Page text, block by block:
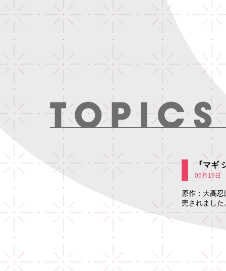
『マギ
05月19日
原作：大高
売されまし